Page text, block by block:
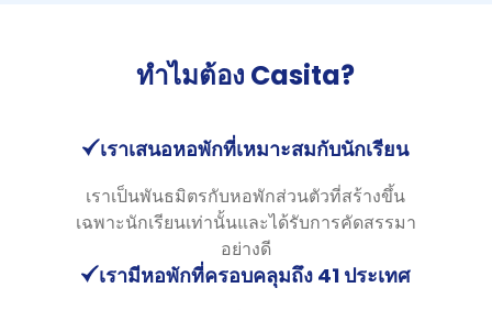
ทำไมต้อง Casita?
เราเสนอหอพักที่เหมาะสมกับนักเรียน
เราเป็นพันธมิตรกับหอพักส่วนตัวที่สร้างขึ้น
เฉพาะนักเรียนเท่านั้นและได้รับการคัดสรรมา
อย่างดี
เรามีหอพักที่ครอบคลุมถึง 41 ประเทศ